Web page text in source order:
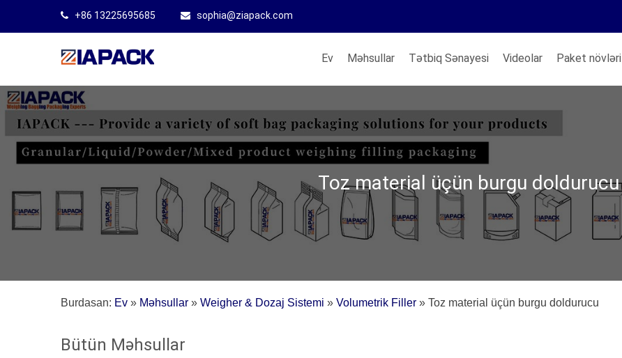
+86 13225695685 sophia@ziapack.com
Ev Məhsullar Tətbiq Sənayesi Videolar Paket növləri
Toz material üçün burgu doldurucu
Burdasan: Ev » Məhsullar » Weigher & Dozaj Sistemi » Volumetrik Filler » Toz material üçün burgu doldurucu
Bütün Məhsullar